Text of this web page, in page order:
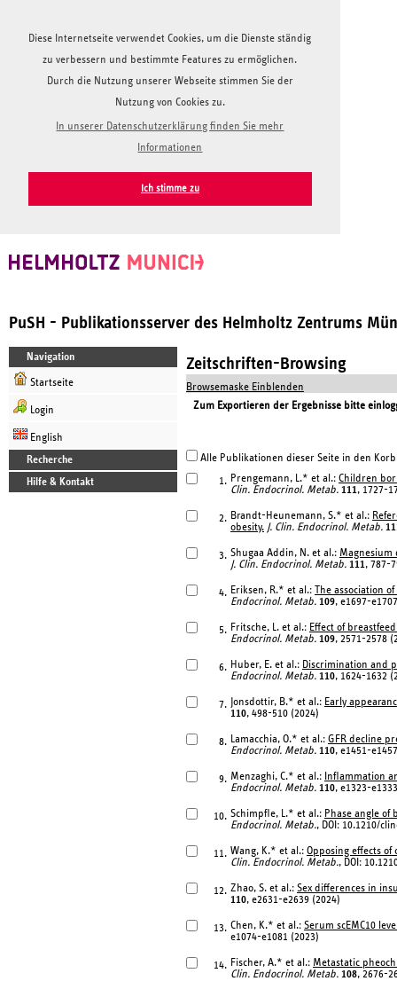
Diese Internetseite verwendet Cookies, um die Dienste ständig
zu verbessern und bestimmte Features zu ermöglichen.
Durch die Nutzung unserer Webseite stimmen Sie der
Nutzung von Cookies zu.
In unserer Datenschutzerklärung finden Sie mehr
Informationen
Ich stimme zu
PuSH - Publikationsserver des Helmholtz Zentrums
Navigation
Startseite
Login
English
Recherche
Hilfe & Kontakt
Zeitschriften-Browsing
Browsemaske Einblenden
Zum Exportieren der Ergebnisse bitte
Alle Publikationen dieser Seite in den
1. Prengemann, L.* et al.: Children
Clin. Endocrinol. Metab. 111, 1727-
2. Brandt-Heunemann, S.* et al.:
obesity. J. Clin. Endocrinol. Metab.
3. Shugaa Addin, N. et al.: Magnesium
J. Clin. Endocrinol. Metab. 111, 787-
4. Eriksen, R.* et al.: The association
Endocrinol. Metab. 109, e1697-
5. Fritsche, L. et al.: Effect of
Endocrinol. Metab. 109, 2571-2578
6. Huber, E. et al.: Discrimination and
Endocrinol. Metab. 110, 1624-1632
7. Jonsdottir, B.* et al.: Early
110, 498-510 (2024)
8. Lamacchia, O.* et al.: GFR decline
Endocrinol. Metab. 110, e1451-
9. Menzaghi, C.* et al.: Inflammation
Endocrinol. Metab. 110, e1323-
10. Schimpfle, L.* et al.: Phase angle
Endocrinol. Metab., DOI: 10.1210/
11. Wang, K.* et al.: Opposing effects
Clin. Endocrinol. Metab., DOI:
12. Zhao, S. et al.: Sex differences in
110, e2631-e2639 (2024)
13. Chen, K.* et al.: Serum scEMC10
e1074-e1081 (2023)
14. Fischer, A.* et al.: Metastatic
Clin. Endocrinol. Metab. 108, 2676-